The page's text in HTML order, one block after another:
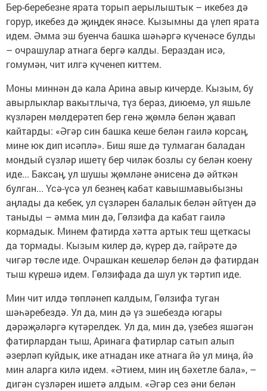
Бер-беребезне ярата торып аерылыштык – икебез дә
горур, икебез дә җиңдек янәсе. Кызымны да үлеп ярата
идем. Әмма эш буенча башка шәһәргә күченәсе булды
– очрашулар атнага бергә калды. Бераздан исә,
гомумән, чит илгә күченеп киттем.
Моны миннән дә кала Арина авыр кичерде. Кызым, бу
авырлыклар вакытлыча, түз бераз, диюемә, ул яшьле
күзләрен мөлдерәтеп бер генә җөмлә белән җавап
кайтарды: «Әгәр син башка кеше белән гаилә корсаң,
мине юк дип исәплә». Биш яше дә тулмаган баладан
мондый сүзләр ишетү бер чиләк бозлы су белән коену
иде... Баксаң, ул шушы җөмләне әнисенә дә әйткән
булган... Үсә-үсә ул безнең кабат кавышмавыбызны
аңлады да кебек, ул сүзләрен балалык белән әйтүен дә
таныды – әмма мин дә, Гөлзифа да кабат гаилә
кормадык. Минем фатирда хәтта артык теш щеткасы
да тормады. Кызым килер дә, күрер дә, гайрәте дә
чигәр төсле иде. Очрашкан кешеләр белән дә фатирдан
тыш күрешә идем. Гөлзифада да шул ук тәртип иде.
Мин чит илдә төпләнеп калдым, Гөлзифа туган
шәһәребездә. Ул да, мин дә үз эшебездә югары
дәрәҗәләргә күтәрелдек. Ул да, мин дә, үзебез яшәгән
фатирлардан тыш, Аринага фатирлар сатып алып
әзерләп куйдык, ике атнадан ике атнага йә ул миңа, йә
мин аларга килә идем. «Әтием, мин иң бәхетле бала», –
дигән сүзләрен ишетә алдым. «Әгәр сез әни белән